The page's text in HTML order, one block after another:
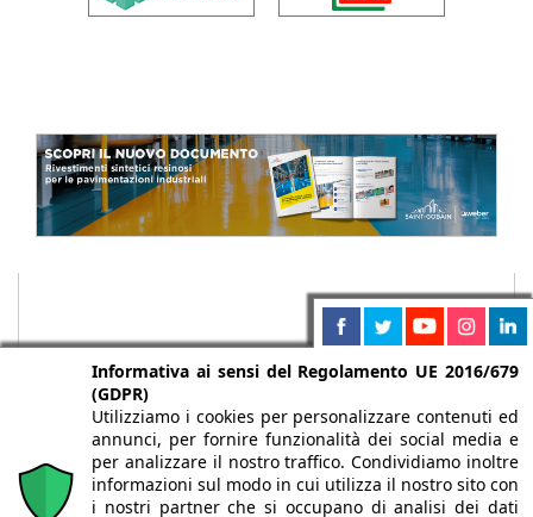
Informativa ai sensi del Regolamento UE 2016/679
(GDPR)
Utilizziamo i cookies per personalizzare contenuti ed
annunci, per fornire funzionalità dei social media e
per analizzare il nostro traffico. Condividiamo inoltre
informazioni sul modo in cui utilizza il nostro sito con
i nostri partner che si occupano di analisi dei dati